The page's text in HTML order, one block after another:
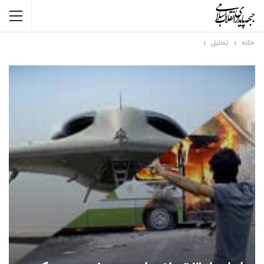
خانه تحلیل